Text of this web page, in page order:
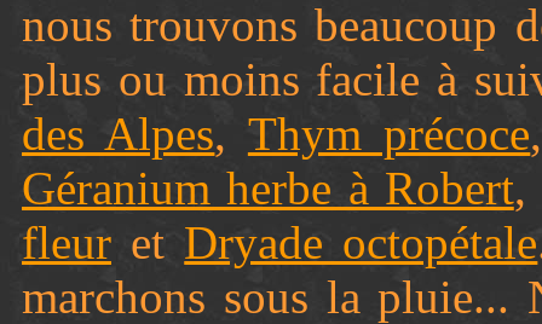
nous trouvons beaucoup
plus ou moins facile à
des Alpes, Thym précoce
Géranium herbe à Robert,
fleur et Dryade octopétale
marchons sous la pluie...